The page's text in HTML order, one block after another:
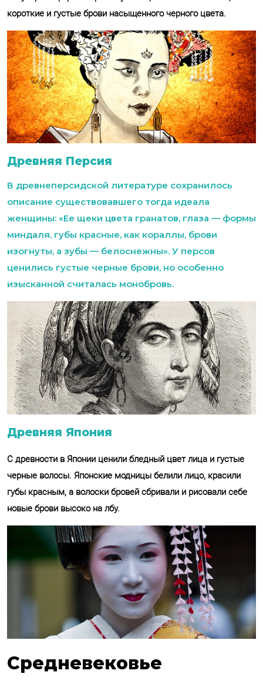
короткие и густые брови насыщенного черного цвета.
Древняя Персия
В древнеперсидской литературе сохранилось
описание существовавшего тогда идеала
женщины: «Ее щеки цвета гранатов, глаза — формы
миндаля, губы красные, как кораллы, брови
изогнуты, а зубы — белоснежны». У персов
ценились густые черные брови, но особенно
изысканной считалась монобровь.
Древняя Япония
С древности в Японии ценили бледный цвет лица и густые
черные волосы. Японские модницы белили лицо, красили
губы красным, а волоски бровей сбривали и рисовали себе
новые брови высоко на лбу.
Средневековье